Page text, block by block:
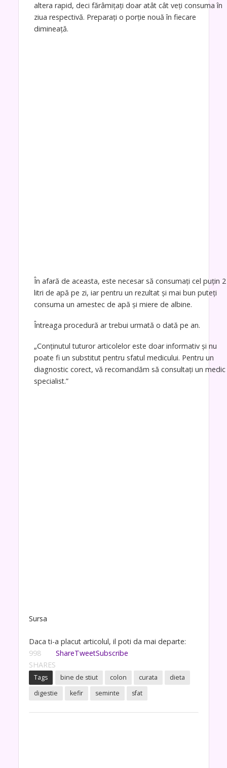
altera rapid, deci fărâmițați doar atât cât veți consuma în
ziua respectivă. Preparați o porție nouă în fiecare
dimineață.
În afară de aceasta, este necesar să consumați cel puțin 2
litri de apă pe zi, iar pentru un rezultat și mai bun puteți
consuma un amestec de apă și miere de albine.
Întreaga procedură ar trebui urmată o dată pe an.
„Conținutul tuturor articolelor este doar informativ și nu
poate fi un substitut pentru sfatul medicului. Pentru un
diagnostic corect, vă recomandăm să consultați un medic
specialist.”
Sursa
Daca ti-a placut articolul, il poti da mai departe:
998
SHARES
ShareTweetSubscribe
Tags bine de stiut colon curata
dieta
digestie
kefir seminte sfat